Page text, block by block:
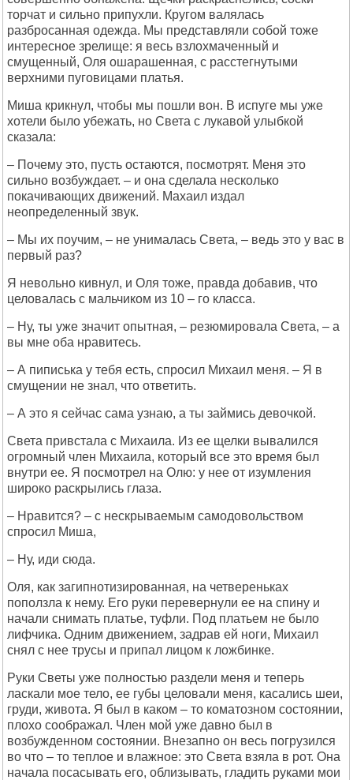
торчат и сильно припухли. Кругом валялась
разбросанная одежда. Мы представляли собой тоже
интересное зрелище: я весь взлохмаченный и
смущенный, Оля ошарашенная, с расстегнутыми
верхними пуговицами платья.
Миша крикнул, чтобы мы пошли вон. В испуге мы уже
хотели было убежать, но Света с лукавой улыбкой
сказала:
– Почему это, пусть остаются, посмотрят. Меня это
сильно возбуждает. – и она сделала несколько
покачивающих движений. Махаил издал
неопределенный звук.
– Мы их поучим, – не унималась Света, – ведь это у вас в
первый раз?
Я невольно кивнул, и Оля тоже, правда добавив, что
целовалась с мальчиком из 10 – го класса.
– Ну, ты уже значит опытная, – резюмировала Света, – а
вы мне оба нравитесь.
– А пиписька у тебя есть, спросил Михаил меня. – Я в
смущении не знал, что ответить.
– А это я сейчас сама узнаю, а ты займись девочкой.
Света привстала с Михаила. Из ее щелки вывалился
огромный член Михаила, который все это время был
внутри ее. Я посмотрел на Олю: у нее от изумления
широко раскрылись глаза.
– Нравится? – с нескрываемым самодовольством
спросил Миша,
– Ну, иди сюда.
Оля, как загипнотизированная, на четвереньках
поползла к нему. Его руки перевернули ее на спину и
начали снимать платье, туфли. Под платьем не было
лифчика. Одним движением, задрав ей ноги, Михаил
снял с нее трусы и припал лицом к ложбинке.
Руки Светы уже полностью раздели меня и теперь
ласкали мое тело, ее губы целовали меня, касались шеи,
груди, живота. Я был в каком – то коматозном состоянии,
плохо соображал. Член мой уже давно был в
возбужденном состоянии. Внезапно он весь погрузился
во что – то теплое и влажное: это Света взяла в рот. Она
начала посасывать его, облизывать, гладить руками мои